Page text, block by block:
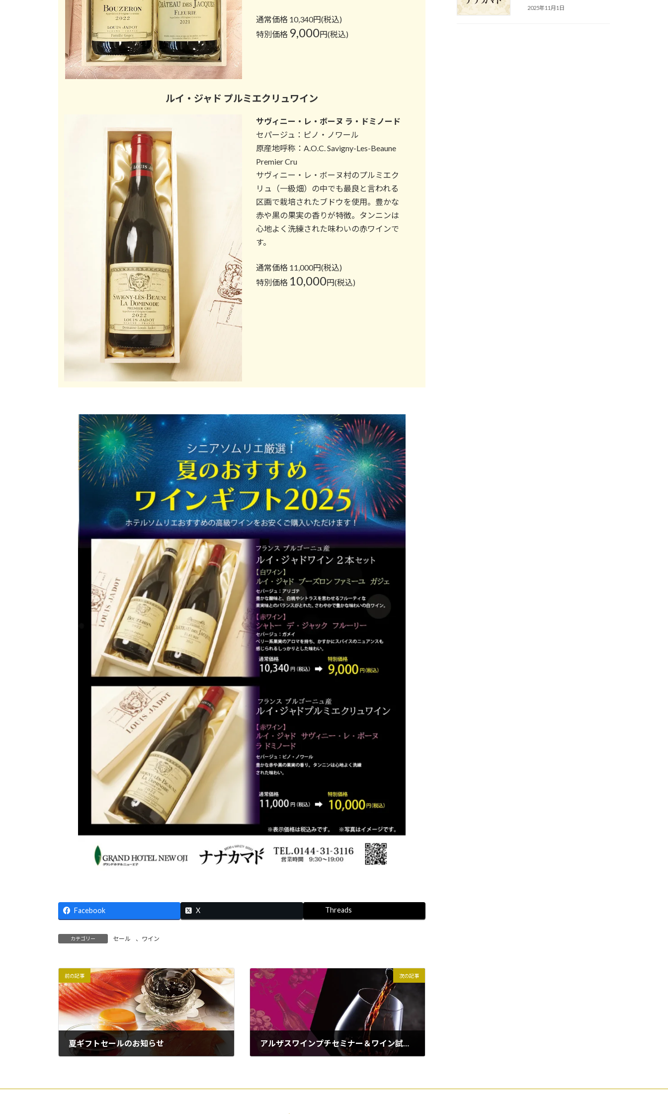
通常価格 10,340円(税込)
特別価格 9,000円(税込)
ルイ・ジャド プルミエクリュワイン
サヴィニー・レ・ボーヌ ラ・ドミノード
セパージュ：ピノ・ノワール
原産地呼称：A.O.C. Savigny-Les-Beaune
Premier Cru
サヴィニー・レ・ボーヌ村のプルミエク
リュ（一級畑）の中でも最良と言われる
区画で栽培されたブドウを使用。豊かな
赤や黒の果実の香りが特徴。タンニンは
心地よく洗練された味わいの赤ワインで
す。
通常価格 11,000円(税込)
特別価格 10,000円(税込)
Facebook X Threads
カテゴリー セール 、 ワイン
前の記事
夏ギフトセールのお知らせ
次の記事
アルザスワインプチセミナー＆ワイン試飲予約販売会のお知らせ
2025年11月1日